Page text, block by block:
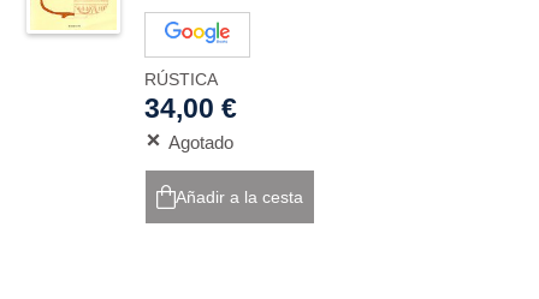
RÚSTICA
34,00 €
Agotado
Añadir a la cesta